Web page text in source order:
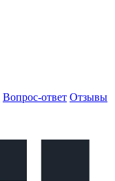
Вопрос-ответ Отзывы